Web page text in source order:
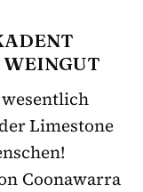
Limestone
Coonawarra